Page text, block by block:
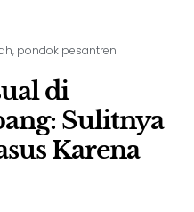
, pondok pesantren
di
Sulitnya
Karena